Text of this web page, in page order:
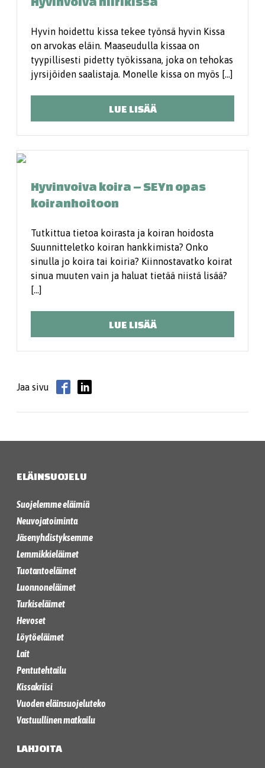
Hyvin hoidettu kissa tekee työnsä hyvin Kissa
on arvokas eläin. Maaseudulla kissaa on
tyypillisesti pidetty työkissana, joka on tehokas
jyrsijöiden saalistaja. Monelle kissa on myös […]
LUE LISÄÄ
Hyvinvoiva koira – SEYn opas
koiranhoitoon
Tutkittua tietoa koirasta ja koiran hoidosta
Suunnitteletko koiran hankkimista? Onko
sinulla jo koira tai koiria? Kiinnostavatko koirat
sinua muuten vain ja haluat tietää niistä lisää?
[…]
LUE LISÄÄ
Jaa sivu
ELÄINSUOJELU
Suojelemme eläimiä
Neuvojatoiminta
Jäsenyhdistyksemme
Lemmikkieläimet
Tuotantoeläimet
Luonnoneläimet
Turkiseläimet
Hevoset
Löytöeläimet
Lait
Pentutehtailu
Kissakriisi
Vuoden eläinsuojeluteko
Vastuullinen matkailu
LAHJOITA